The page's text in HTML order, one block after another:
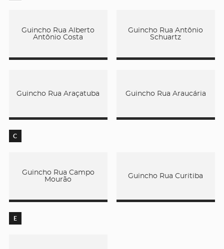
Guincho Rua Alberto
Antônio Costa
Guincho Rua Antônio
Schuartz
Guincho Rua Araçatuba Guincho Rua Araucária
C
Guincho Rua Campo
Mourão
Guincho Rua Curitiba
E